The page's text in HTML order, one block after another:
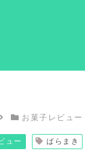
お菓子レビュー
ュー ばらまき